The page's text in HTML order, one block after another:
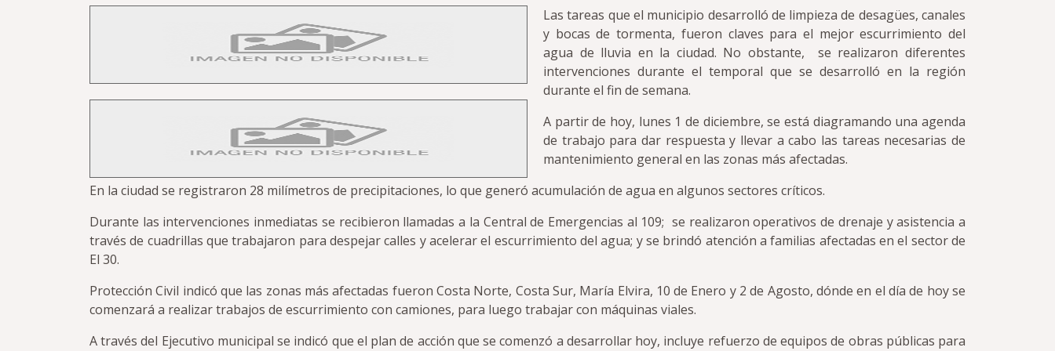
Las tareas que el municipio desarrolló de limpieza de desagües, canales
y bocas de tormenta, fueron claves para el mejor escurrimiento del
agua de lluvia en la ciudad. No obstante, se realizaron diferentes
intervenciones durante el temporal que se desarrolló en la región
durante el fin de semana.
A partir de hoy, lunes 1 de diciembre, se está diagramando una agenda
de trabajo para dar respuesta y llevar a cabo las tareas necesarias de
mantenimiento general en las zonas más afectadas.
En la ciudad se registraron 28 milímetros de precipitaciones, lo que generó acumulación de agua en algunos sectores críticos.
Durante las intervenciones inmediatas se recibieron llamadas a la Central de Emergencias al 109; se realizaron operativos de drenaje y asistencia a
través de cuadrillas que trabajaron para despejar calles y acelerar el escurrimiento del agua; y se brindó atención a familias afectadas en el sector de
El 30.
Protección Civil indicó que las zonas más afectadas fueron Costa Norte, Costa Sur, María Elvira, 10 de Enero y 2 de Agosto, dónde en el día de hoy se
comenzará a realizar trabajos de escurrimiento con camiones, para luego trabajar con máquinas viales.
A través del Ejecutivo municipal se indicó que el plan de acción que se comenzó a desarrollar hoy, incluye refuerzo de equipos de obras públicas para